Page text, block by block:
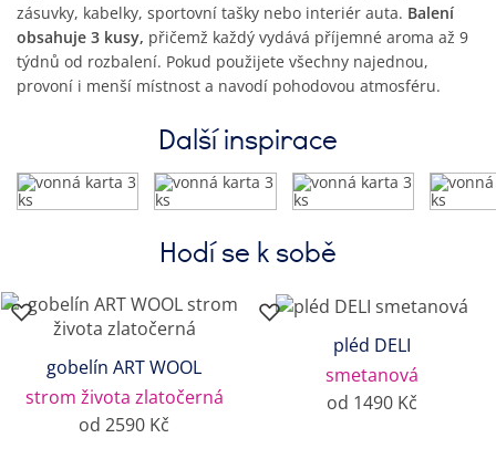
zásuvky, kabelky, sportovní tašky nebo interiér auta. Balení
obsahuje 3 kusy, přičemž každý vydává příjemné aroma až 9
týdnů od rozbalení. Pokud použijete všechny najednou,
provoní i menší místnost a navodí pohodovou atmosféru.
Další inspirace
Hodí se k sobě
gobelín ART WOOL
strom života zlatočerná
od 2590 Kč
pléd DELI
smetanová
od 1490 Kč